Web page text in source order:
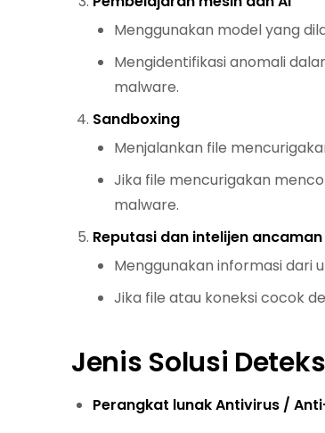
Menggunakan model yang
Mengidentifikasi anomali
malware.
Sandboxing
Menjalankan file
Jika file mencurigakan
malware.
Reputasi dan intelijen ancaman
Menggunakan informasi dari
Jika file atau koneksi cocok
Jenis Solusi
Perangkat lunak Antivirus /